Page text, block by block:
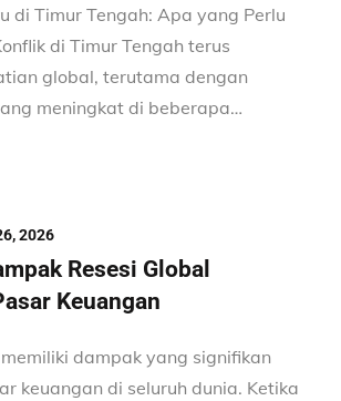
di Timur Tengah: Apa yang Perlu
di Timur Tengah terus
global, terutama dengan
meningkat di beberapa…
2026
Resesi Global
Keuangan
dampak yang signifikan
keuangan di seluruh dunia. Ketika